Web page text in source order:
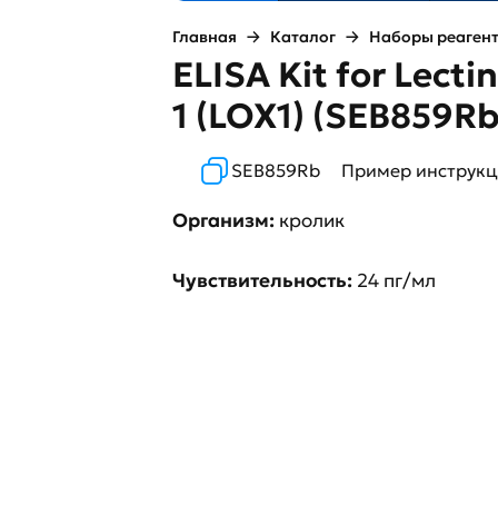
Главная Каталог Наборы
ELISA Kit for
1 (LOX1)
SEB859Rb Пример
Организм: кролик
Чувствительность: 24 пг/мл